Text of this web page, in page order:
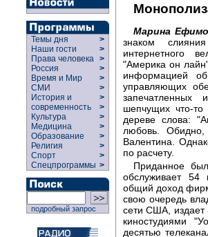
Темы дня
>
Наши гости
>
Права человека >
Россия
>
Время и Мир
>
СМИ
>
История и
современность
>
>
Культура
>
Медицина
>
Образование
>
Религия
>
Спорт
>
Спецпрограммы >
подробный запрос
Марина
знаком
интернетного
"Америка он
информацией
управляющих
шепчущих что-то
дереве слова:
любовь.
Валентина.
по расчету.
Приданное
обслуживает 54
общий доход
свою очередь
сети США, издает
киностудиями
десятью